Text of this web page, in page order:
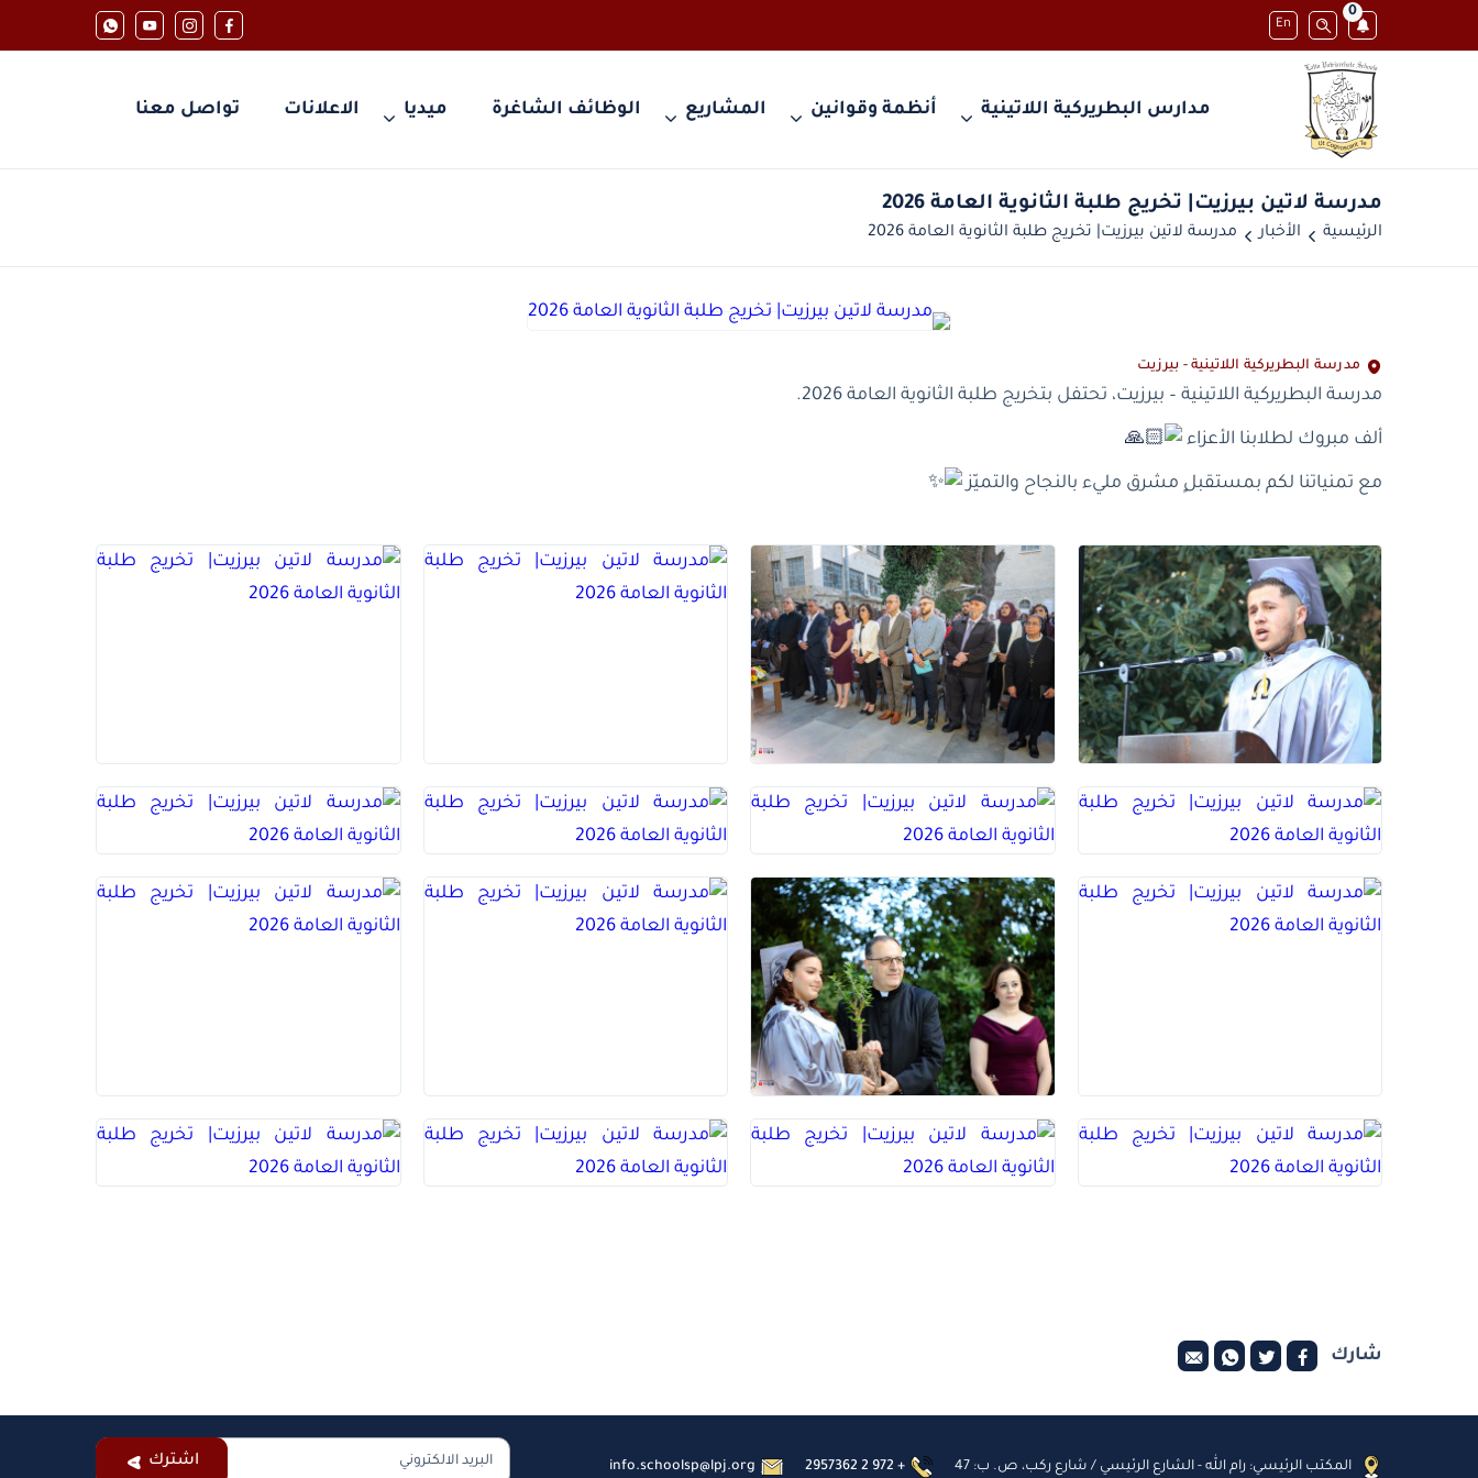
0
En
مدارس البطريركية اللاتينية أنظمة وقوانين المشاريع الوظائف الشاغرة ميديا الاعلانات تواصل معنا
الرئيسية الأخبار
مدرسة البطريركية اللاتينية - بيرزيت
مدرسة البطريركية اللاتينية – بيرزيت، تحتفل بتخريج طلبة الثانوية العامة 2026.
ألف مبروك لطلابنا الأعزاء
مع تمنياتنا لكم بمستقبلٍ مشرق مليء بالنجاح والتميّز
شارك
المكتب الرئيسي: رام الله - الشارع الرئيسي / شارع ركب، ص. ب: 47 2957362 2 972 +
info.schoolsp@lpj.org اشترك